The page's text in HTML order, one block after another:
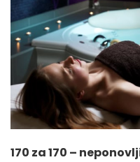
170 za 170 –